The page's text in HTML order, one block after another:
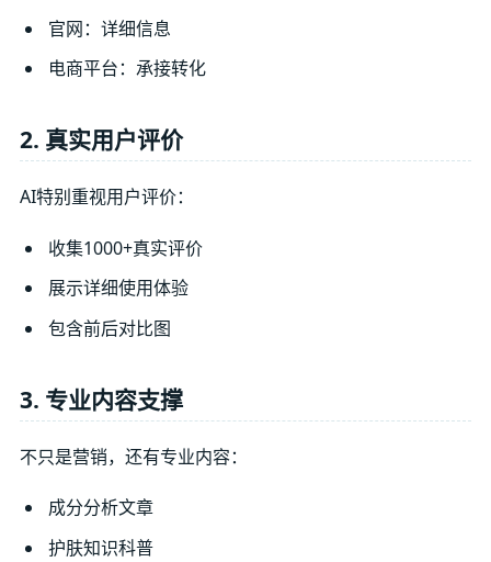
官网：详细信息
电商平台：承接转化
2. 真实用户评价
AI特别重视用户评价：
收集1000+真实评价
展示详细使用体验
包含前后对比图
3. 专业内容支撑
不只是营销，还有专业内容：
成分分析文章
护肤知识科普